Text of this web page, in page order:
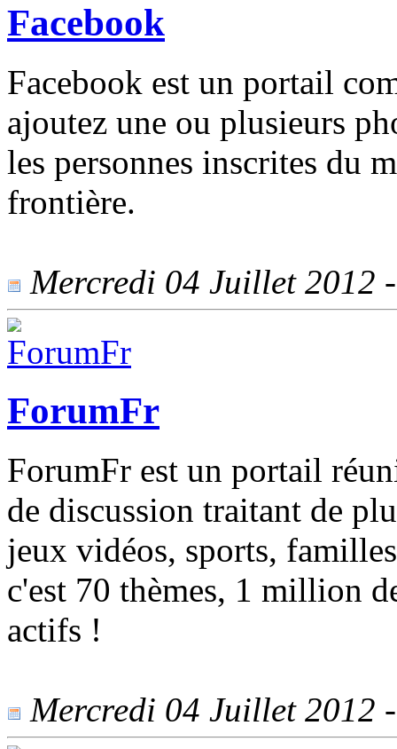
Facebook
Facebook est un portail
ajoutez une ou plusieurs
les personnes inscrites du
frontière.
Mercredi 04 Juillet 2012
ForumFr
ForumFr est un portail
de discussion traitant de
jeux vidéos, sports,
c'est 70 thèmes, 1 million
actifs !
Mercredi 04 Juillet 2012